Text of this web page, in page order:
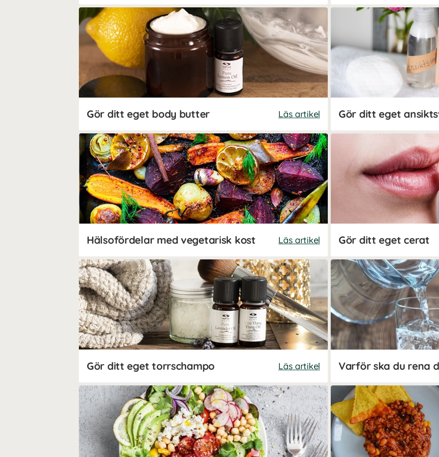
Gör ditt eget body butter Läs artikel
Hälsofördelar med vegetarisk kost Läs artikel Gör ditt eget cerat
Gör ditt eget torrschampo Läs artikel Varför ska du rena